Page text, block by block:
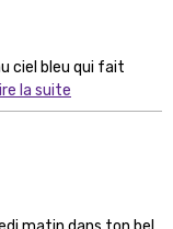
ciel bleu qui fait
la suite